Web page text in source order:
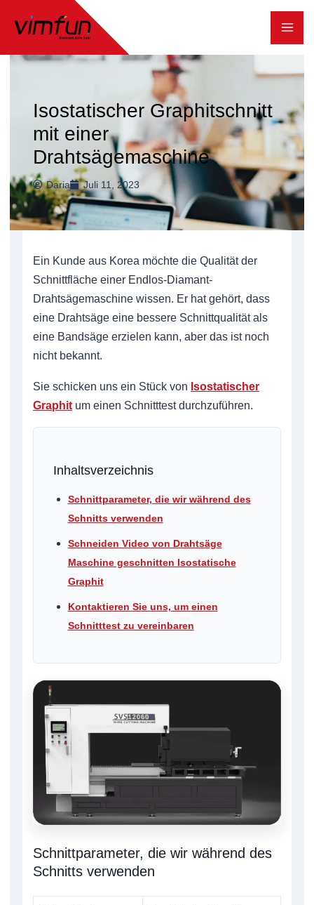
Inhalt
springen
Isostatischer Graphitschnitt
mit einer
Drahtsägemaschine
Daria Juli 11, 2023
Ein Kunde aus Korea möchte die Qualität der
Schnittfläche einer Endlos-Diamant-
Drahtsägemaschine wissen. Er hat gehört, dass
eine Drahtsäge eine bessere Schnittqualität als
eine Bandsäge erzielen kann, aber das ist noch
nicht bekannt.
Sie schicken uns ein Stück von Isostatischer
Graphit um einen Schnitttest durchzuführen.
Inhaltsverzeichnis
Schnittparameter, die wir während des
Schnitts verwenden
Schneiden Video von Drahtsäge
Maschine geschnitten Isostatische
Graphit
Kontaktieren Sie uns, um einen
Schnitttest zu vereinbaren
Schnittparameter, die wir während des
Schnitts verwenden